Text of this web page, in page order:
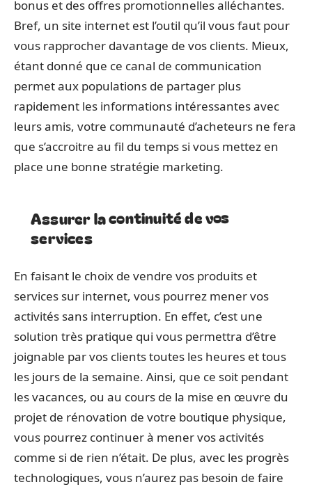
bonus et des offres promotionnelles alléchantes.
Bref, un site internet est l’outil qu’il vous faut pour
vous rapprocher davantage de vos clients. Mieux,
étant donné que ce canal de communication
permet aux populations de partager plus
rapidement les informations intéressantes avec
leurs amis, votre communauté d’acheteurs ne fera
que s’accroitre au fil du temps si vous mettez en
place une bonne stratégie marketing.
Assurer la continuité de vos
services
En faisant le choix de vendre vos produits et
services sur internet, vous pourrez mener vos
activités sans interruption. En effet, c’est une
solution très pratique qui vous permettra d’être
joignable par vos clients toutes les heures et tous
les jours de la semaine. Ainsi, que ce soit pendant
les vacances, ou au cours de la mise en œuvre du
projet de rénovation de votre boutique physique,
vous pourrez continuer à mener vos activités
comme si de rien n’était. De plus, avec les progrès
technologiques, vous n’aurez pas besoin de faire